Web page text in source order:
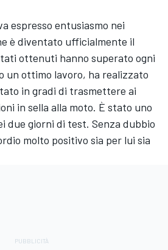
espresso entusiasmo nei
è diventato ufficialmente il
ottenuti hanno superato ogni
un ottimo lavoro, ha realizzato
in gradi di trasmettere ai
in sella alla moto. È stato uno
due giorni di test. Senza dubbio
molto positivo sia per lui sia